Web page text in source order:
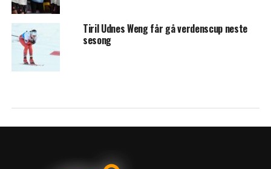
Tiril Udnes Weng får gå verdenscup neste
sesong